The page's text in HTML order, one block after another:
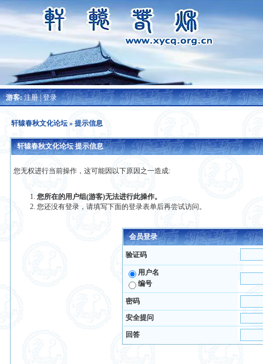
游客:注册|登录
轩辕春秋文化论坛» 提示信息
轩辕春秋文化论坛 提示信息
您无权进行当前操作，这可能因以下原因之一造成:
您所在的用户组(游客)无法进行此操作。
您还没有登录，请填写下面的登录表单后再尝试访问。
会员登录
验证码
用户名
编号
密码
安全提问
回答